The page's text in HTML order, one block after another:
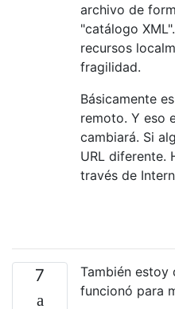
archivo de
"catálogo
recursos
fragilidad.
Básicamente
remoto. Y eso
cambiará. Si
URL diferente.
través de
7
También estoy
funcionó para